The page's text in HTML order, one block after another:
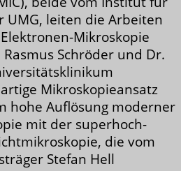
UMG, leiten die Arbeiten
Mikroskopie
Schröder und Dr.
Mikroskopieansatz
hohe Auflösung moderner
mit der superhoch-
die vom
Stefan Hell